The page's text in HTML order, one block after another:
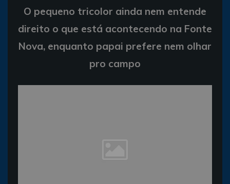
O pequeno tricolor ainda nem entende
direito o que está acontecendo na Fonte
Nova, enquanto papai prefere nem olhar
pro campo